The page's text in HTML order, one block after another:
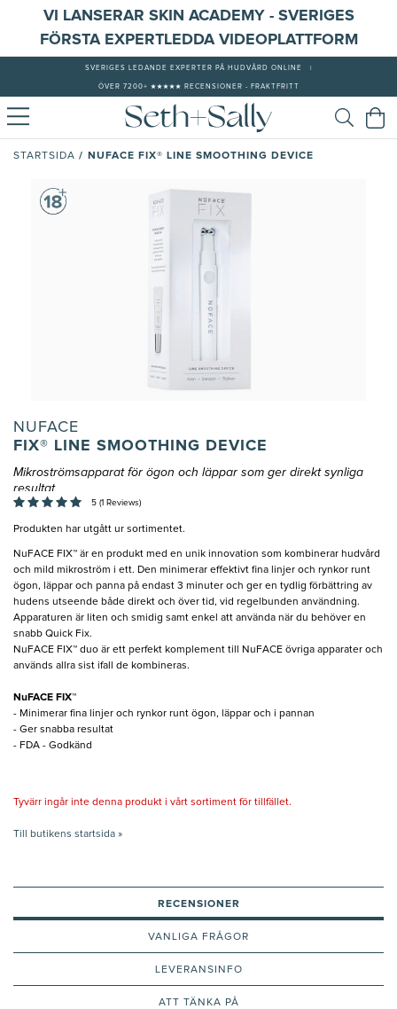
VI LANSERAR SKIN ACADEMY - SVERIGES
FÖRSTA EXPERTLEDDA VIDEOPLATTFORM
SVERIGES LEDANDE EXPERTER PÅ HUDVÅRD ONLINE
ÖVER 7200+ ★★★★★ RECENSIONER - FRAKTFRITT
STARTSIDA / NUFACE FIX® LINE SMOOTHING DEVICE
NUFACE
FIX® LINE SMOOTHING DEVICE
Mikroströmsapparat för ögon och läppar som ger direkt synliga
resultat
5 (1 Reviews)
Produkten har utgått ur sortimentet.
NuFACE FIX™ är en produkt med en unik innovation som kombinerar hudvård
och mild mikroström i ett. Den minimerar effektivt fina linjer och rynkor runt
ögon, läppar och panna på endast 3 minuter och ger en tydlig förbättring av
hudens utseende både direkt och över tid, vid regelbunden användning.
Apparaturen är liten och smidig samt enkel att använda när du behöver en
snabb Quick Fix.
NuFACE FIX™ duo är ett perfekt komplement till NuFACE övriga apparater och
används allra sist ifall de kombineras.
NuFACE FIX™
- Minimerar fina linjer och rynkor runt ögon, läppar och i pannan
- Ger snabba resultat
- FDA - Godkänd
Tyvärr ingår inte denna produkt i vårt sortiment för tillfället.
Till butikens startsida »
RECENSIONER
VANLIGA FRÅGOR
LEVERANSINFO
ATT TÄNKA PÅ